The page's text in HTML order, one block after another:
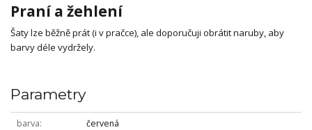
Praní a žehlení
Šaty lze běžně prát (i v pračce), ale doporučuji obrátit naruby, aby
barvy déle vydržely.
Parametry
barva
červená